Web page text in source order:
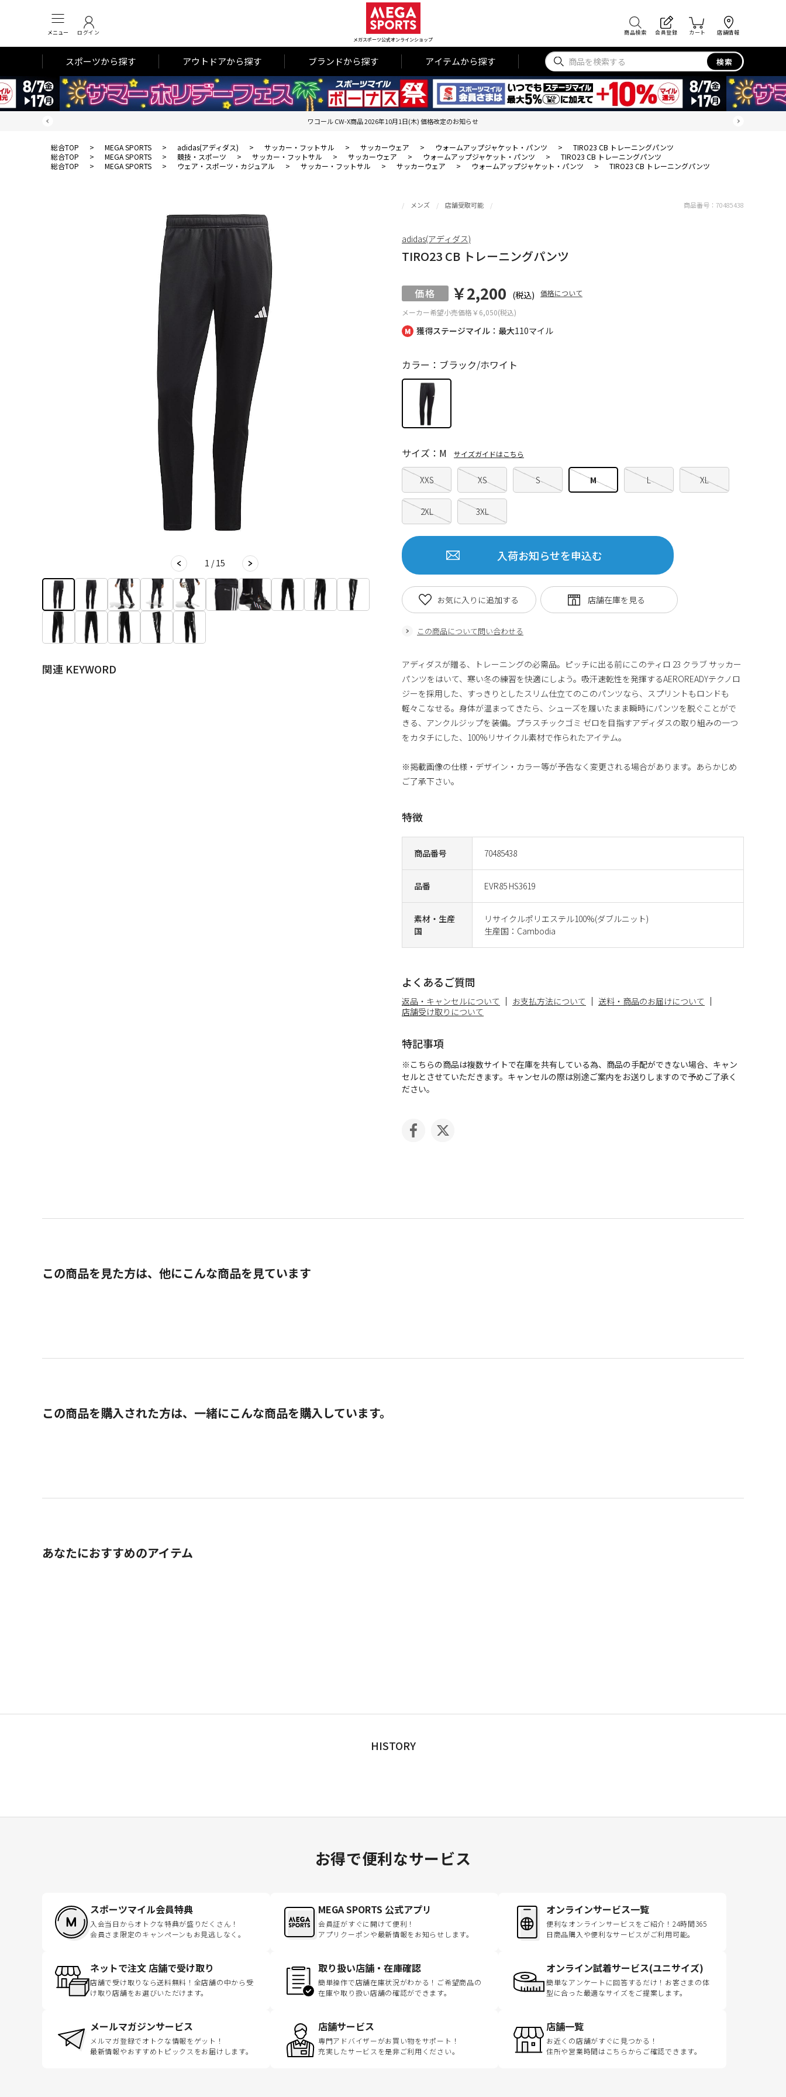
メニュー ログイン
メガスポーツ公式オンラインショップ
商品検索 会員登録 カート 店舗情報
スポーツから探す アウトドアから探す ブランドから探す アイテムから探す 検索
ワコール CW-X商品 2026年10月1日(木) 価格改定のお知らせ
総合TOP > MEGA SPORTS > adidas(アディダス) > サッカー・フットサル > サッカーウェア > ウォームアップジャケット・パンツ >
TIRO23 CB トレーニングパンツ
総合TOP
> MEGA SPORTS > 競技・スポーツ > サッカー・フットサル > サッカーウェア > ウォームアップジャケット・パンツ >
TIRO23 CB トレーニングパンツ
総合TOP
> MEGA SPORTS > ウェア・スポーツ・カジュアル > サッカー・フットサル > サッカーウェア > ウォームアップジャケット・パンツ > TIRO23 CB トレーニングパンツ
1 / 15
関連 KEYWORD
獲得ステージマイル：最大110マイル
メンズ 店舗受取可能
TIRO23 CB トレーニングパンツ
メーカー希望小売価格￥6,050(税込)
￥2,200 (税込) 価格について
商品番号 70485438
品番 EVR85 HS3619
素材・生産
国
リサイクルポリエステル100%(ダブルニット)
生産国：Cambodia
カラー：ブラック/ホワイト
XXS XS S M L XL
2XL 3XL
サイズ：M サイズガイドはこちら
入荷お知らせを申込む
この商品について問い合わせる
お気に入りに追加する
商品番号： 70485438
adidas(アディダス)
アディダスが贈る、トレーニングの必需品。ピッチに出る前にこのティロ 23 クラブ サッカー
パンツをはいて、寒い冬の練習を快適にしよう。吸汗速乾性を発揮するAEROREADYテクノロ
ジーを採用した、すっきりとしたスリム仕立てのこのパンツなら、スプリントもロンドも
軽々こなせる。身体が温まってきたら、シューズを履いたまま瞬時にパンツを脱ぐことがで
きる、アンクルジップを装備。プラスチックゴミ ゼロを目指すアディダスの取り組みの一つ
をカタチにした、100%リサイクル素材で作られたアイテム。
※掲載画像の仕様・デザイン・カラー等が予告なく変更される場合があります。あらかじめ
ご了承下さい。
特徴
よくあるご質問
返品・キャンセルについて お支払方法について
送料・商品のお届けについて
店舗受け取りについて
特記事項
※こちらの商品は複数サイトで在庫を共有している為、商品の手配ができない場合、キャン
セルとさせていただきます。キャンセルの際は別途ご案内をお送りしますので予めご了承く
ださい。
この商品を見た方は、他にこんな商品を見ています
この商品を購入された方は、一緒にこんな商品を購入しています。
あなたにおすすめのアイテム
HISTORY
お得で便利なサービス
スポーツマイル会員特典
入会当日からオトクな特典が盛りだくさん！
会員さま限定のキャンペーンもお見逃しなく。
MEGA SPORTS 公式アプリ
会員証がすぐに開けて便利！
アプリクーポンや最新情報をお知らせします。
オンラインサービス一覧
便利なオンラインサービスをご紹介！24時間365
日商品購入や便利なサービスがご利用可能。
ネットで注文 店舗で受け取り
店舗で受け取りなら送料無料！全店舗の中から受
け取り店舗をお選びいただけます。
取り扱い店舗・在庫確認
簡単操作で店舗在庫状況がわかる！ご希望商品の
在庫や取り扱い店舗の確認ができます。
オンライン試着サービス(ユニサイズ)
簡単なアンケートに回答するだけ！お客さまの体
型に合った最適なサイズをご提案します。
メールマガジンサービス
メルマガ登録でオトクな情報をゲット！
最新情報やおすすめトピックスをお届けします。
店舗サービス
専門アドバイザーがお買い物をサポート！
充実したサービスを是非ご利用ください。
店舗一覧
お近くの店舗がすぐに見つかる！
住所や営業時間はこちらからご確認できます。